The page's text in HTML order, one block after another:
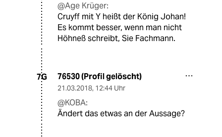
@Age Krüger:
Cruyff mit Y heißt der König Johan!
Es kommt besser, wenn man nicht
Höhneß schreibt, Sie Fachmann.
7G 76530 (Profil gelöscht)
21.03.2018, 12:44 Uhr
@KOBA:
Ändert das etwas an der Aussage?